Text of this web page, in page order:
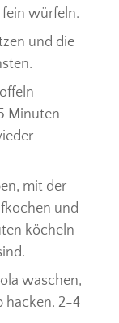
würfeln.
und die
Minuten
mit der
und
köcheln
waschen,
hacken. 2-4